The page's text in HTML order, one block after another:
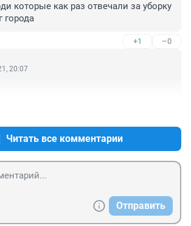
которые как раз отвечали за уборку
города
+1 –0
20:07
Читать все комментарии
Отправить